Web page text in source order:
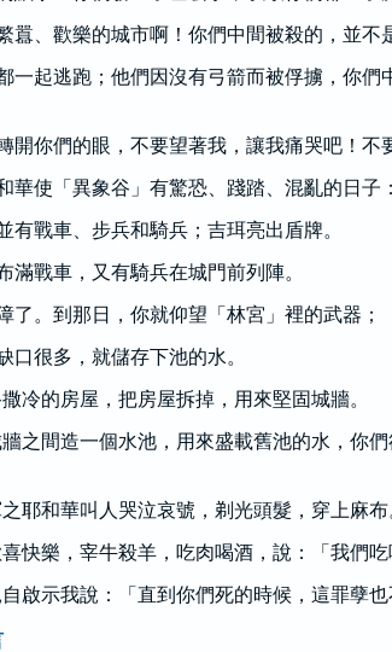
囂、歡樂的城市啊！你們中間被殺的，並不
一起逃跑；他們因沒有弓箭而被俘擄，你
開你們的眼，不要望著我，讓我痛哭吧！不
華使「異象谷」有驚恐、踐踏、混亂的日子
有戰車、步兵和騎兵；吉珥亮出盾牌。
滿戰車，又有騎兵在城門前列陣。
了。到那日，你就仰望「林宮」裡的武器；
口很多，就儲存下池的水。
冷的房屋，把房屋拆掉，用來堅固城牆。
之間造一個水池，用來盛載舊池的水，你
耶和華叫人哭泣哀號，剃光頭髮，穿上麻布
快樂，宰牛殺羊，吃肉喝酒，說：「我們吃
啟示我說：「直到你們死的時候，這罪孽